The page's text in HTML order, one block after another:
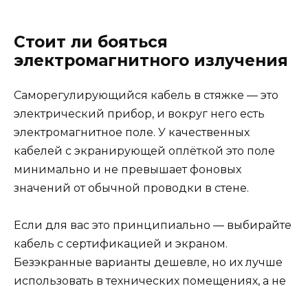
Стоит ли бояться
электромагнитного излучения
Саморегулирующийся кабель в стяжке — это
электрический прибор, и вокруг него есть
электромагнитное поле. У качественных
кабелей с экранирующей оплёткой это поле
минимально и не превышает фоновых
значений от обычной проводки в стене.
Если для вас это принципиально — выбирайте
кабель с сертификацией и экраном.
Безэкранные варианты дешевле, но их лучше
использовать в технических помещениях, а не